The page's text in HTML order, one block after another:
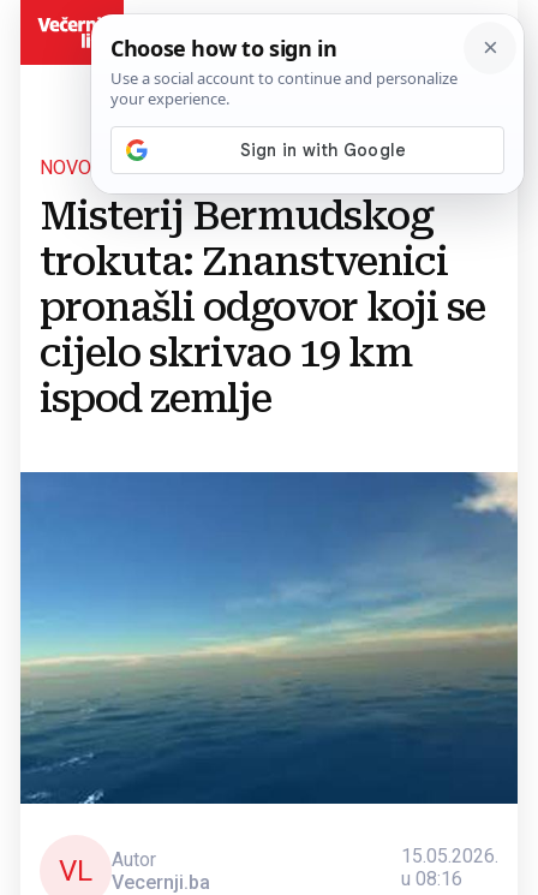
NOVO OTKRIĆE
Misterij Bermudskog
trokuta: Znanstvenici
pronašli odgovor koji se
cijelo skrivao 19 km
ispod zemlje
VL
Autor
Vecernji.ba
15.05.2026.
u 08:16